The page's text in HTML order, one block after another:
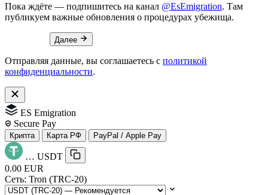
Пока ждёте — подпишитесь на канал @EsEmigration. Там
публикуем важные обновления о процедурах убежища.
Далее
Отправляя данные, вы соглашаетесь с политикой
конфиденциальности.
ES Emigration
Secure Pay
Крипта Карта РФ PayPal / Apple Pay
… USDT
0.00 EUR
Сеть: Tron (TRC-20)